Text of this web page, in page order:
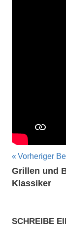
Vorheriger
Grillen und
Klassiker
SCHREIBE